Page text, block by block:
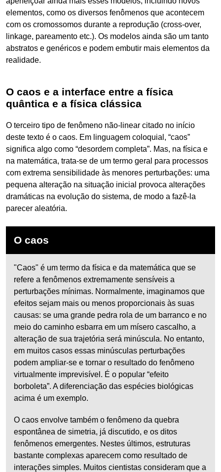
elementos, como os diversos fenômenos que acontecem
com os cromossomos durante a reprodução (cross-over,
linkage, pareamento etc.). Os modelos ainda são um tanto
abstratos e genéricos e podem embutir mais elementos da
realidade.
O caos e a interface entre a física
quântica e a física clássica
O terceiro tipo de fenômeno não-linear citado no início
deste texto é o caos. Em linguagem coloquial, “caos”
significa algo como “desordem completa”. Mas, na física e
na matemática, trata-se de um termo geral para processos
com extrema sensibilidade às menores perturbações: uma
pequena alteração na situação inicial provoca alterações
dramáticas na evolução do sistema, de modo a fazê-la
parecer aleatória.
O caos
"Caos" é um termo da física e da matemática que se
refere a fenômenos extremamente sensíveis a
perturbações mínimas. Normalmente, imaginamos que
efeitos sejam mais ou menos proporcionais às suas
causas: se uma grande pedra rola de um barranco e no
meio do caminho esbarra em um mísero cascalho, a
alteração de sua trajetória será minúscula. No entanto,
em muitos casos essas minúsculas perturbações
podem ampliar-se e tornar o resultado do fenômeno
virtualmente imprevisível. É o popular “efeito
borboleta”. A diferenciação das espécies biológicas
acima é um exemplo.
O caos envolve também o fenômeno da quebra
espontânea de simetria, já discutido, e os ditos
fenômenos emergentes. Nestes últimos, estruturas
bastante complexas aparecem como resultado de
interações simples. Muitos cientistas consideram que a